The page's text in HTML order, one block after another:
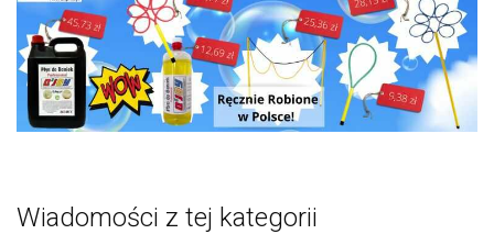
Wiadomości z tej kategorii